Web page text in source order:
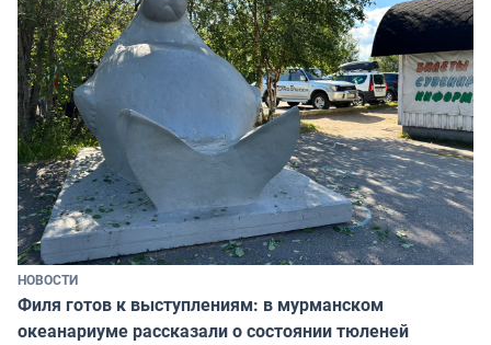
НОВОСТИ
Филя готов к выступлениям: в мурманском
океанариуме рассказали о состоянии тюленей